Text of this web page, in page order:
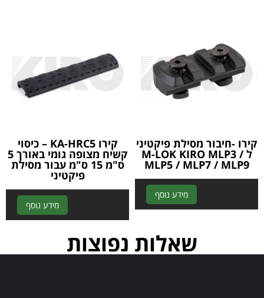
a
t
i
v
i
v
e
קירו -חיבור מסילת פיקטיני
ל M-LOK KIRO MLP3 /
MLP5 / MLP7 / MLP9
מידע נוסף
l
r
n
קירו KA-HRC5 – כיסוי
קשיח מצופה גומי באורך 5
ס"מ 15 ס"מ עבור מסילת
פיקטיני
מידע נוסף
l
r
שאלות נפוצות